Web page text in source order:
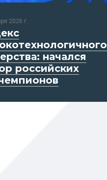
2026 г.
начался
российских